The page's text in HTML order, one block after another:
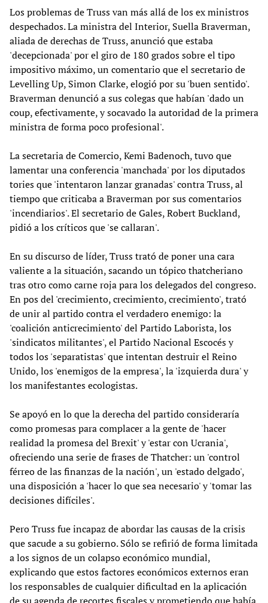
Los problemas de Truss van más allá de los ex ministros
despechados. La ministra del Interior, Suella Braverman,
aliada de derechas de Truss, anunció que estaba
'decepcionada' por el giro de 180 grados sobre el tipo
impositivo máximo, un comentario que el secretario de
Levelling Up, Simon Clarke, elogió por su 'buen sentido'.
Braverman denunció a sus colegas que habían 'dado un
coup, efectivamente, y socavado la autoridad de la primera
ministra de forma poco profesional'.
La secretaria de Comercio, Kemi Badenoch, tuvo que
lamentar una conferencia 'manchada' por los diputados
tories que 'intentaron lanzar granadas' contra Truss, al
tiempo que criticaba a Braverman por sus comentarios
'incendiarios'. El secretario de Gales, Robert Buckland,
pidió a los críticos que 'se callaran'.
En su discurso de líder, Truss trató de poner una cara
valiente a la situación, sacando un tópico thatcheriano
tras otro como carne roja para los delegados del congreso.
En pos del 'crecimiento, crecimiento, crecimiento', trató
de unir al partido contra el verdadero enemigo: la
'coalición anticrecimiento' del Partido Laborista, los
'sindicatos militantes', el Partido Nacional Escocés y
todos los 'separatistas' que intentan destruir el Reino
Unido, los 'enemigos de la empresa', la 'izquierda dura' y
los manifestantes ecologistas.
Se apoyó en lo que la derecha del partido consideraría
como promesas para complacer a la gente de 'hacer
realidad la promesa del Brexit' y 'estar con Ucrania',
ofreciendo una serie de frases de Thatcher: un 'control
férreo de las finanzas de la nación', un 'estado delgado',
una disposición a 'hacer lo que sea necesario' y 'tomar las
decisiones difíciles'.
Pero Truss fue incapaz de abordar las causas de la crisis
que sacude a su gobierno. Sólo se refirió de forma limitada
a los signos de un colapso económico mundial,
explicando que estos factores económicos externos eran
los responsables de cualquier dificultad en la aplicación